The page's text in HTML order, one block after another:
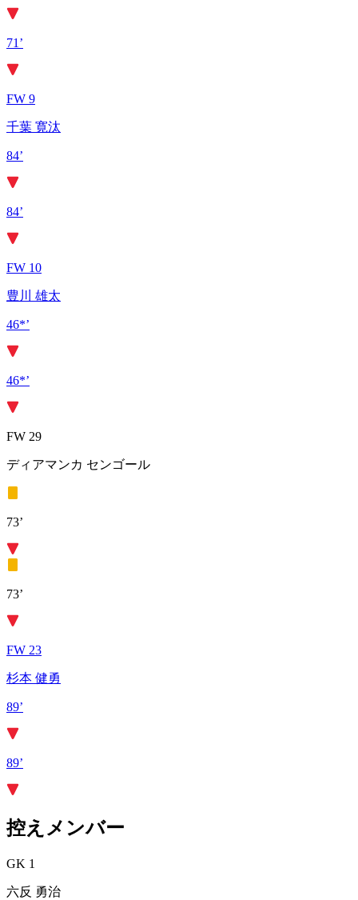
71’
FW 9
千葉 寛汰
84’
84’
FW 10
豊川 雄太
46*’
46*’
FW 29
ディアマンカ センゴール
73’
73’
FW 23
杉本 健勇
89’
89’
控えメンバー
GK 1
六反 勇治